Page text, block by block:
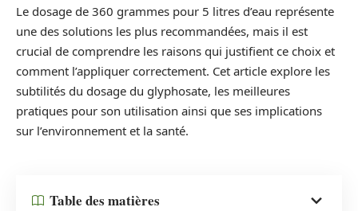
Le dosage de 360 grammes pour 5 litres d’eau représente
une des solutions les plus recommandées, mais il est
crucial de comprendre les raisons qui justifient ce choix et
comment l’appliquer correctement. Cet article explore les
subtilités du dosage du glyphosate, les meilleures
pratiques pour son utilisation ainsi que ses implications
sur l’environnement et la santé.
Table des matières